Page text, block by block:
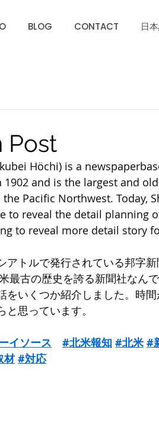
BLOG CONTACT 日
Post
Höchi) is a
and is the largest and
Pacific Northwest. Today,
to reveal the detail planning
to reveal more detail story
トルで発行されている邦字
最古の歴史を誇る新聞社なん
いくつか紹介しました。時
思っています。
イソース #北米報知 #北米 #
材#対応